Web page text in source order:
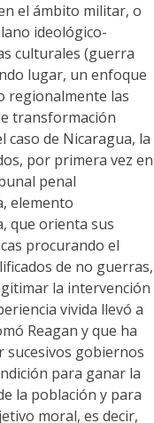
el ámbito militar, o
ideológico-
culturales (guerra
lugar, un enfoque
regionalmente las
transformación
caso de Nicaragua, la
por primera vez en
penal
elemento
que orienta sus
procurando el
de no guerras,
la intervención
vivida llevó a
Reagan y que ha
sucesivos gobiernos
para ganar la
la población y para
moral, es decir,